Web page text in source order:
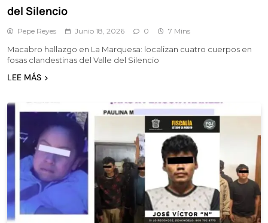
del Silencio
Pepe Reyes Junio 18, 2026 0 7 Mins
Macabro hallazgo en La Marquesa: localizan cuatro cuerpos en
fosas clandestinas del Valle del Silencio
LEE MÁS